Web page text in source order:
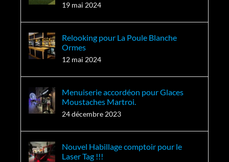
19 mai 2024
Relooking pour La Poule Blanche
Ormes
12 mai 2024
Menuiserie accordéon pour Glaces
Moustaches Martroi.
24 décembre 2023
Nouvel Habillage comptoir pour le
Laser Tag !!!